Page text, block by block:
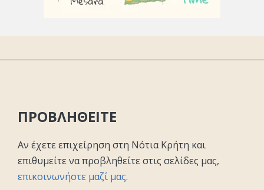
ΠΡΟΒΛΗΘΕΙΤΕ
Αν έχετε επιχείρηση στη Νότια Κρήτη και
επιθυμείτε να προβληθείτε στις σελίδες μας,
επικοινωνήστε μαζί μας.